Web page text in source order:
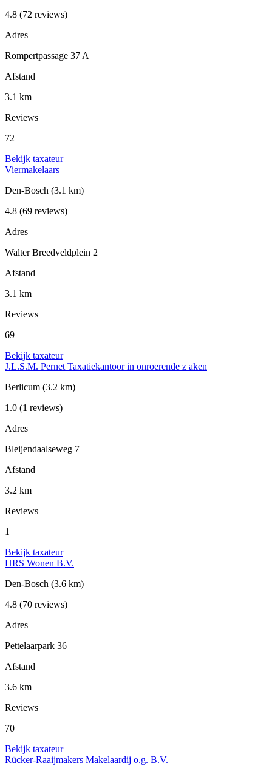
4.8 (72 reviews)
Adres
Rompertpassage 37 A
Afstand
3.1 km
Reviews
72
Bekijk taxateur
Viermakelaars
Den-Bosch (3.1 km)
4.8 (69 reviews)
Adres
Walter Breedveldplein 2
Afstand
3.1 km
Reviews
69
Bekijk taxateur
J.L.S.M. Pernet Taxatiekantoor in onroerende z aken
Berlicum (3.2 km)
1.0 (1 reviews)
Adres
Bleijendaalseweg 7
Afstand
3.2 km
Reviews
1
Bekijk taxateur
HRS Wonen B.V.
Den-Bosch (3.6 km)
4.8 (70 reviews)
Adres
Pettelaarpark 36
Afstand
3.6 km
Reviews
70
Bekijk taxateur
Rücker-Raaijmakers Makelaardij o.g. B.V.